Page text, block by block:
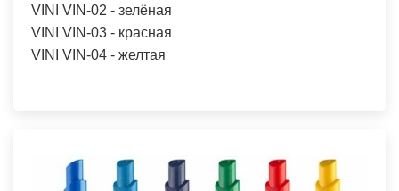
VINI VIN-02 - зелёная
VINI VIN-03 - красная
VINI VIN-04 - желтая